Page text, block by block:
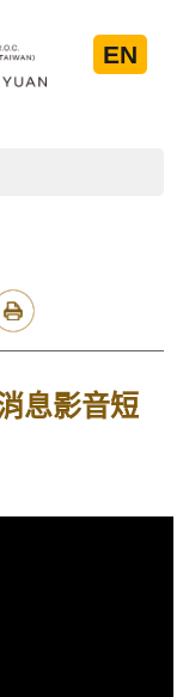
EN
息影音短